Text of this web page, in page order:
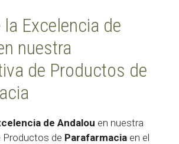
la Excelencia de
nuestra
de Productos de
de Andalou en nuestra
Productos de Parafarmacia en el